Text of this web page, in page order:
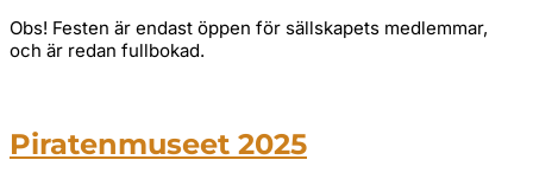
Obs! Festen är endast öppen för sällskapets medlemmar,
och är redan fullbokad.
Piratenmuseet 2025